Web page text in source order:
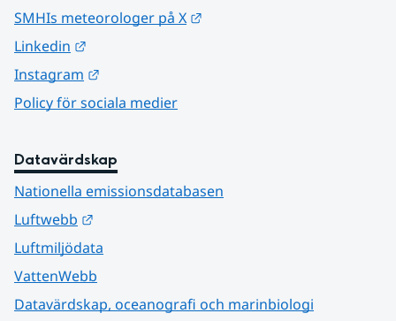
SMHIs meteorologer på X
Linkedin
Instagram
Policy för sociala medier
Datavärdskap
Nationella emissionsdatabasen
Luftwebb
Luftmiljödata
VattenWebb
Datavärdskap, oceanografi och marinbiologi